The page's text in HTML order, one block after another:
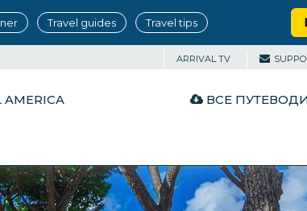
Travel guides Travel tips
ARRIVAL TV
AMERICA ВСЕ